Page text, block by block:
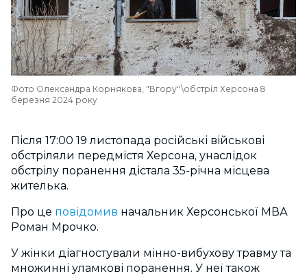
Фото Олександра Корнякова, "Вгору"\обстріл Херсона 8
березня 2024 року
Після 17:00 19 листопада російські військові
обстріляли передмістя Херсона, унаслідок
обстрілу поранення дістала 35-річна місцева
жителька.
Про це повідомив начальник Херсонської МВА
Роман Мрочко.
У жінки діагностували мінно-вибухову травму та
множинні уламкові поранення. У неї також